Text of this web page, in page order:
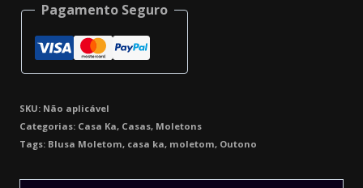
Pagamento Seguro
SKU: Não aplicável
Categorias: Casa Ka, Casas, Moletons
Tags: Blusa Moletom, casa ka, moletom, Outono